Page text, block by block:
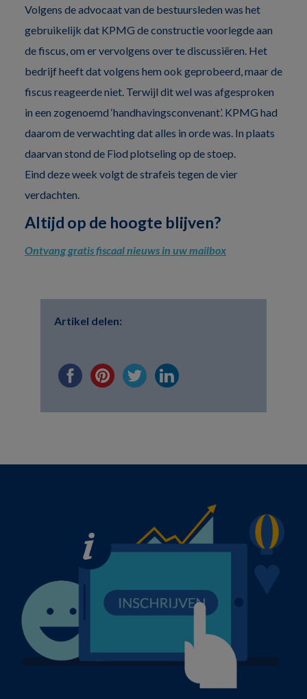
Volgens de advocaat van de bestuursleden was het
gebruikelijk dat KPMG de constructie voorlegde aan
de fiscus, om er vervolgens over te discussiëren. Het
bedrijf heeft dat volgens hem ook geprobeerd, maar de
fiscus reageerde niet. Terwijl dit wel was afgesproken
in een zogenoemd ‘handhavingsconvenant’. KPMG had
daarom de verwachting dat alles in orde was. In plaats
daarvan stond de Fiod plotseling op de stoep.
Eind deze week volgt de strafeis tegen de vier
verdachten.
Altijd op de hoogte blijven?
Ontvang gratis fiscaal nieuws in uw mailbox
Artikel delen: